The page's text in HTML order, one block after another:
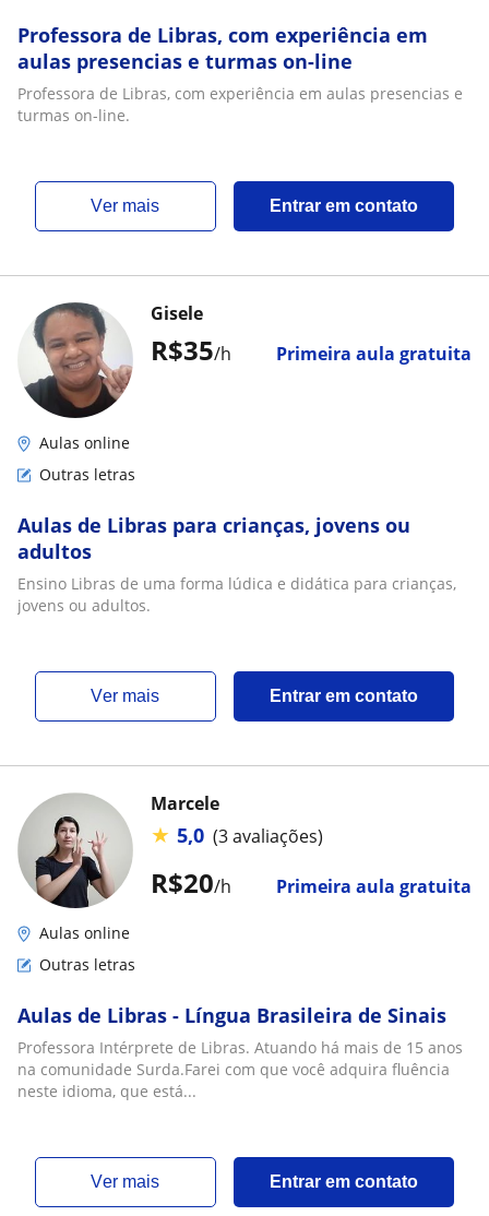
Professora de Libras, com experiência em
aulas presencias e turmas on-line
Professora de Libras, com experiência em aulas presencias e
turmas on-line.
ver mais Entrar em contato
R$35/h Primeira aula gratuita
Gisele
Aulas online
Outras letras
Aulas de Libras para crianças, jovens ou
adultos
Ensino Libras de uma forma lúdica e didática para crianças,
jovens ou adultos.
ver mais Entrar em contato
R$20/h Primeira aula gratuita
Marcele
★ 5,0 (3 avaliações)
Aulas online
Outras letras
Aulas de Libras - Língua Brasileira de Sinais
Professora Intérprete de Libras. Atuando há mais de 15 anos
na comunidade Surda.Farei com que você adquira fluência
neste idioma, que está...
ver mais Entrar em contato